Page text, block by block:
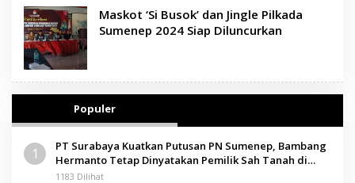
Maskot ‘Si Busok’ dan Jingle Pilkada
Sumenep 2024 Siap Diluncurkan
Populer
1
PT Surabaya Kuatkan Putusan PN Sumenep, Bambang
Hermanto Tetap Dinyatakan Pemilik Sah Tanah di
Pamolokan
1183 Dilihat